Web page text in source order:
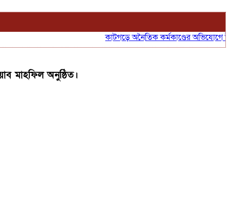
কাটগড়ে অনৈতিক কর্মকাণ্ডের অভিযোগে উত্তাল
মাহফিল অনুষ্ঠিত।